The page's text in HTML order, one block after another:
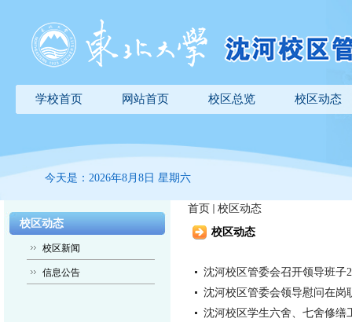
学校首页 网站首页 校区总览 校区动态
今天是：2026年8月8日 星期六
校区动态
校区新闻
信息公告
首页
校区动态
校区动态
沈河校区管委会召开领导班子
沈河校区管委会领导慰问在岗
沈河校区学生六舍、七舍修缮